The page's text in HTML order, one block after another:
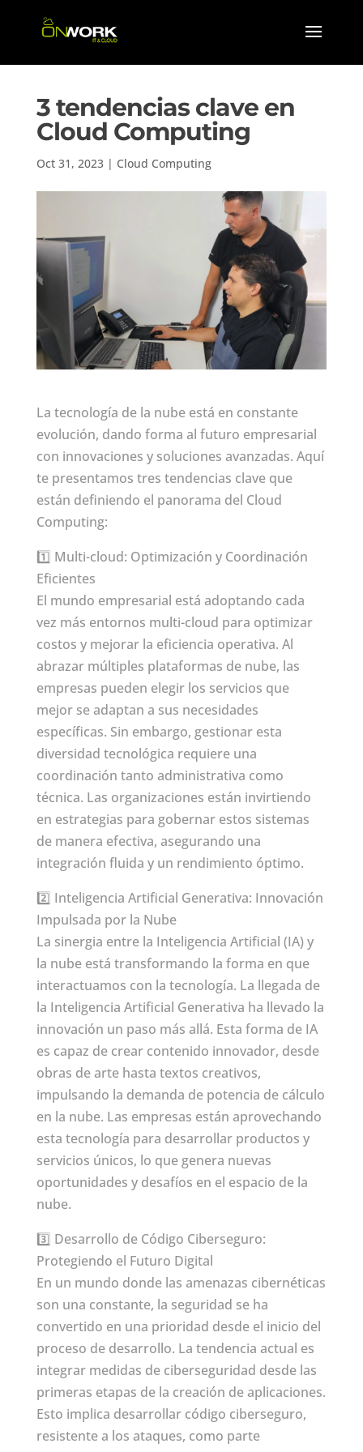
3 tendencias clave en
Cloud Computing
Oct 31, 2023| Cloud Computing
La tecnología de la nube está en constante
evolución, dando forma al futuro empresarial
con innovaciones y soluciones avanzadas. Aquí
te presentamos tres tendencias clave que
están definiendo el panorama del Cloud
Computing:
1️⃣ Multi-cloud: Optimización y Coordinación
Eficientes
El mundo empresarial está adoptando cada
vez más entornos multi-cloud para optimizar
costos y mejorar la eficiencia operativa. Al
abrazar múltiples plataformas de nube, las
empresas pueden elegir los servicios que
mejor se adaptan a sus necesidades
específicas. Sin embargo, gestionar esta
diversidad tecnológica requiere una
coordinación tanto administrativa como
técnica. Las organizaciones están invirtiendo
en estrategias para gobernar estos sistemas
de manera efectiva, asegurando una
integración fluida y un rendimiento óptimo.
2️⃣ Inteligencia Artificial Generativa: Innovación
Impulsada por la Nube
La sinergia entre la Inteligencia Artificial (IA) y
la nube está transformando la forma en que
interactuamos con la tecnología. La llegada de
la Inteligencia Artificial Generativa ha llevado la
innovación un paso más allá. Esta forma de IA
es capaz de crear contenido innovador, desde
obras de arte hasta textos creativos,
impulsando la demanda de potencia de cálculo
en la nube. Las empresas están aprovechando
esta tecnología para desarrollar productos y
servicios únicos, lo que genera nuevas
oportunidades y desafíos en el espacio de la
nube.
3️⃣ Desarrollo de Código Ciberseguro:
Protegiendo el Futuro Digital
En un mundo donde las amenazas cibernéticas
son una constante, la seguridad se ha
convertido en una prioridad desde el inicio del
proceso de desarrollo. La tendencia actual es
integrar medidas de ciberseguridad desde las
primeras etapas de la creación de aplicaciones.
Esto implica desarrollar código ciberseguro,
resistente a los ataques, como parte